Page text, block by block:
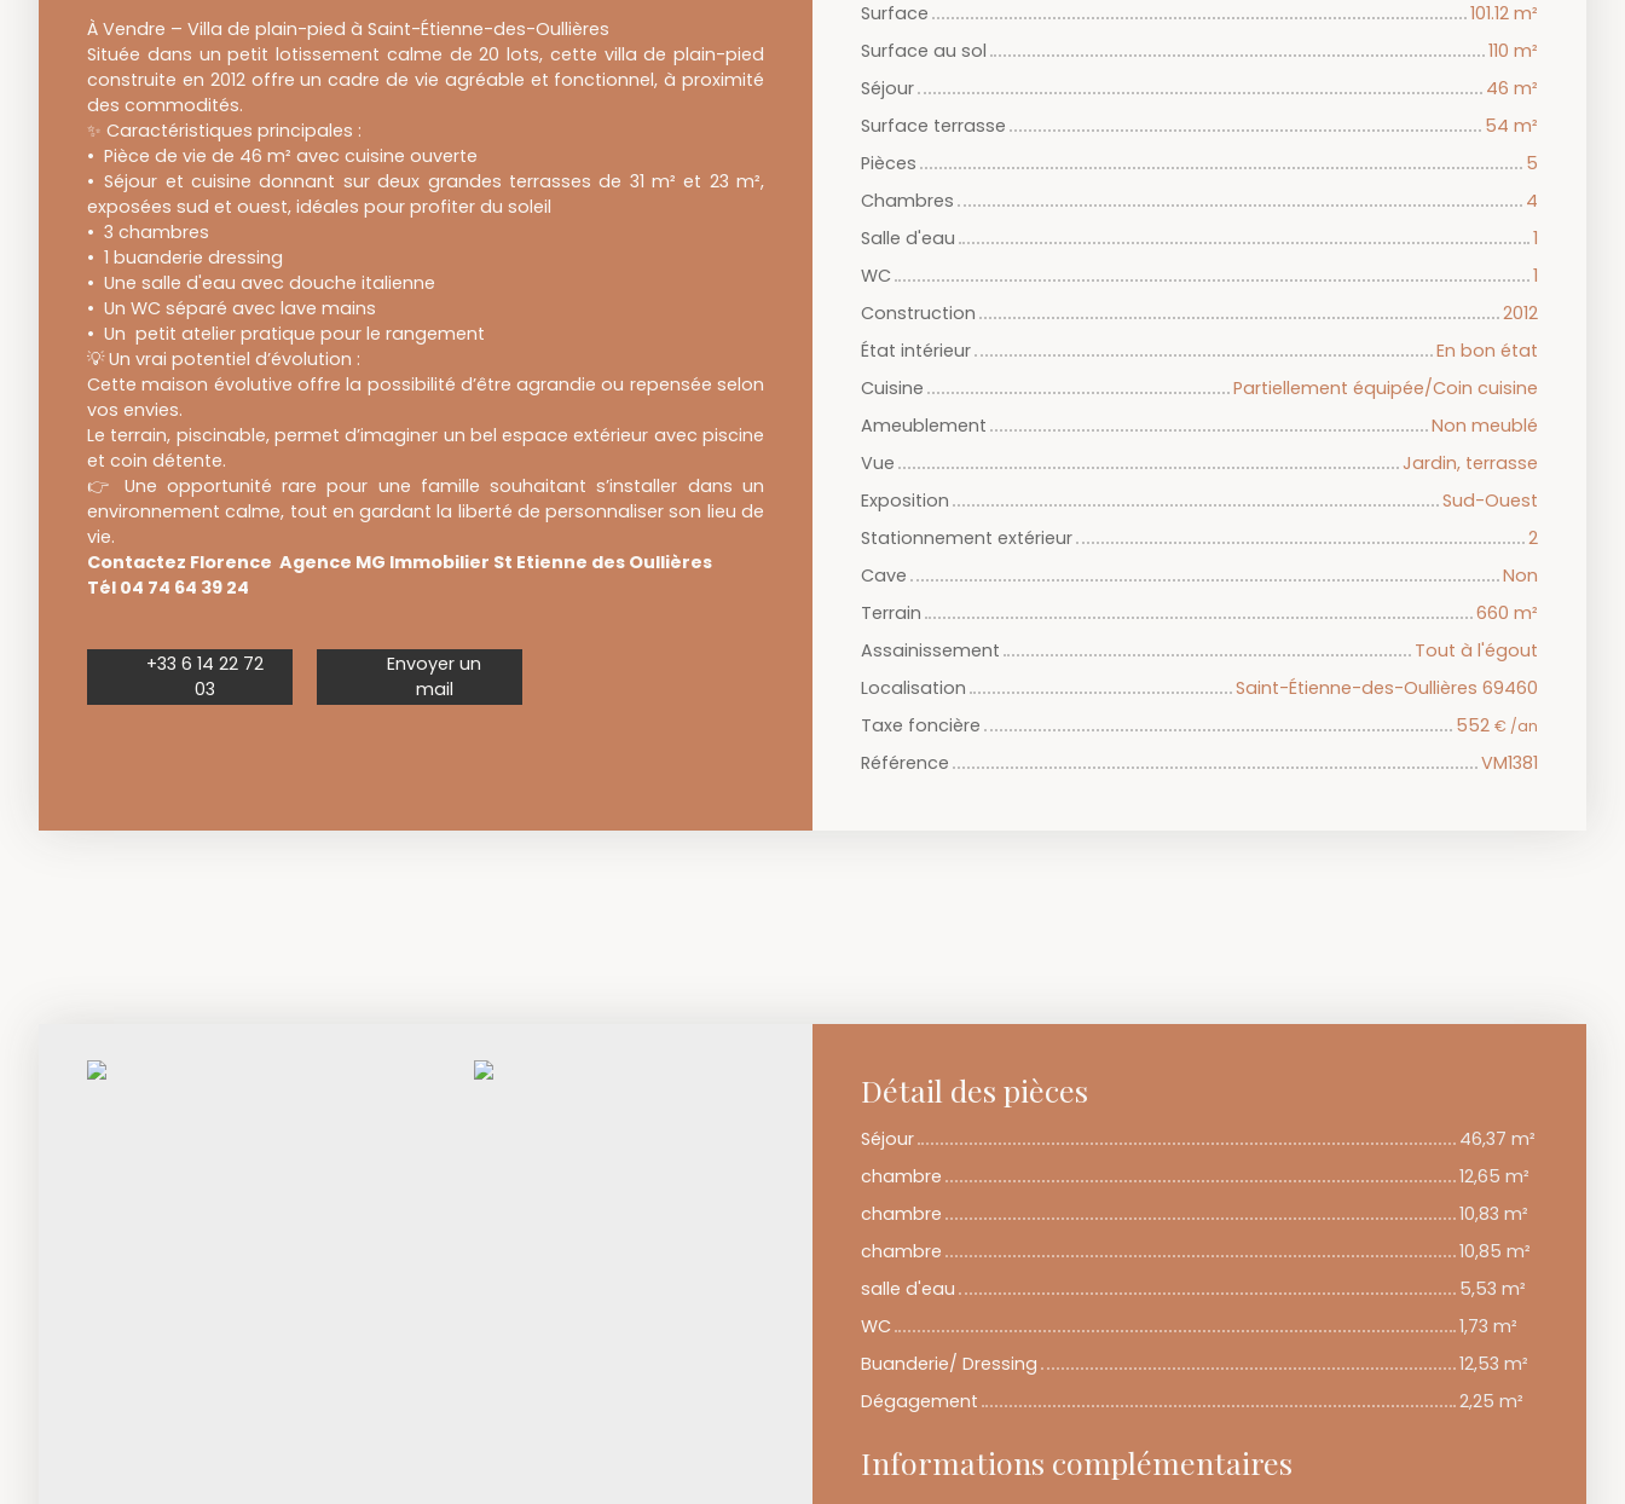
À Vendre – Villa de plain-pied à Saint-Étienne-des-Oullières
Située dans un petit lotissement calme de 20 lots, cette villa de plain-pied
construite en 2012 offre un cadre de vie agréable et fonctionnel, à proximité
des commodités.
✨ Caractéristiques principales :
Pièce de vie de 46 m² avec cuisine ouverte
Séjour et cuisine donnant sur deux grandes terrasses de 31 m² et 23 m²,
exposées sud et ouest, idéales pour profiter du soleil
3 chambres
1 buanderie dressing
Une salle d'eau avec douche italienne
Un WC séparé avec lave mains
Un petit atelier pratique pour le rangement
💡 Un vrai potentiel d’évolution :
Cette maison évolutive offre la possibilité d’être agrandie ou repensée selon
vos envies.
Le terrain, piscinable, permet d’imaginer un bel espace extérieur avec piscine
et coin détente.
👉 Une opportunité rare pour une famille souhaitant s’installer dans un
environnement calme, tout en gardant la liberté de personnaliser son lieu de
vie.
Contactez Florence Agence MG Immobilier St Etienne des Oullières
Tél 04 74 64 39 24
+33 6 14 22 72
03
Envoyer un
mail
Surface
101.12 m²
Surface au sol
110 m²
Séjour
46 m²
Surface terrasse
54 m²
Pièces
5
Chambres
4
Salle d'eau
1
WC
1
Construction
2012
État intérieur
En bon état
Cuisine
Partiellement équipée/Coin cuisine
Ameublement
Non meublé
Vue
Jardin, terrasse
Exposition
Sud-Ouest
Stationnement extérieur
2
Cave
Non
Terrain
660 m²
Assainissement
Tout à l'égout
Localisation
Saint-Étienne-des-Oullières 69460
Taxe foncière
552 € /an
Référence VM1381
Détail des pièces
Séjour
46,37 m²
chambre
12,65 m²
chambre
10,83 m²
chambre
10,85 m²
salle d'eau
5,53 m²
WC
1,73 m²
Buanderie/ Dressing
12,53 m²
Dégagement
2,25 m²
Informations complémentaires